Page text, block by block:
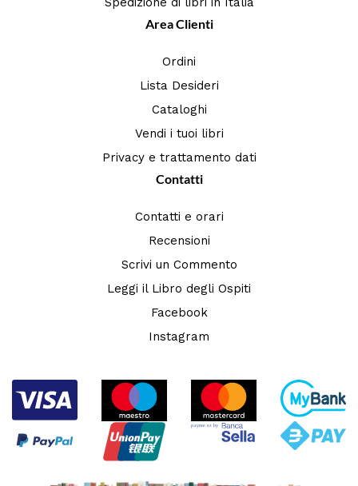
Area Clienti
Ordini
Lista Desideri
Cataloghi
Vendi i tuoi libri
Privacy e trattamento dati
Contatti
Contatti e orari
Recensioni
Scrivi un Commento
Leggi il Libro degli Ospiti
Facebook
Instagram